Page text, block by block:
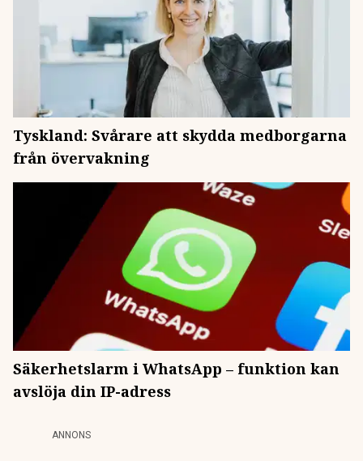
Tyskland: Svårare att skydda medborgarna
från övervakning
Säkerhetslarm i WhatsApp – funktion kan
avslöja din IP-adress
ANNONS